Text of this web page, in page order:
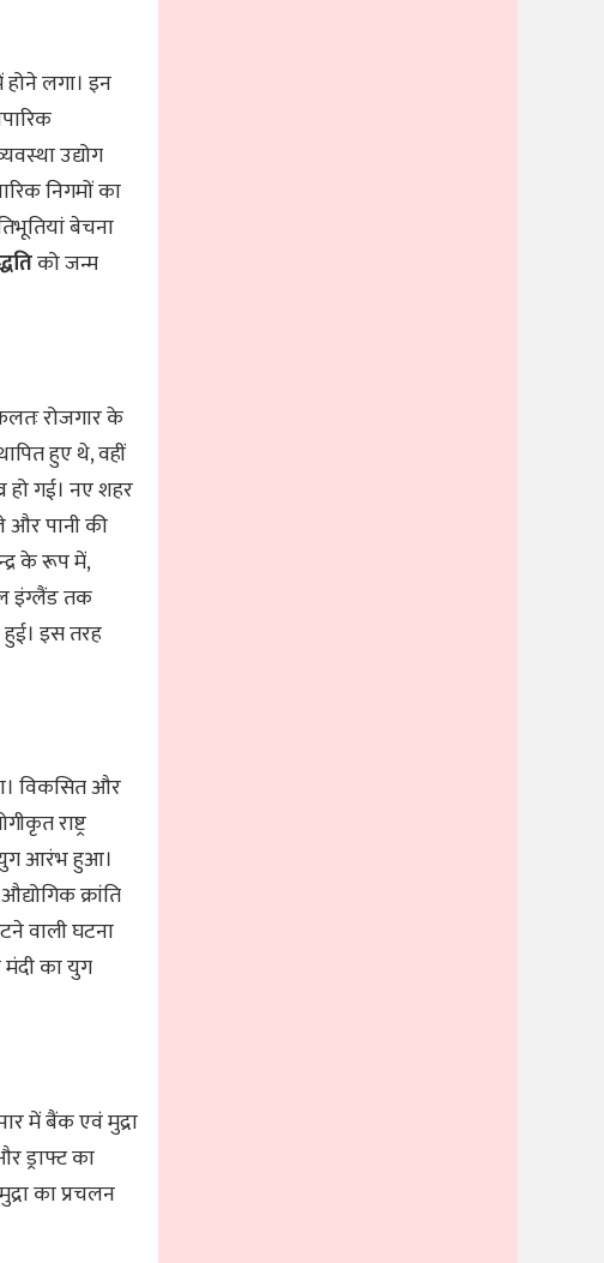
लगा। इन
उद्योग
निगमों का
बेचना
को जन्म
रोजगार के
हुए थे, वहीं
हो गई। नए शहर
पानी की
के रूप में,
इंग्लैंड तक
हुई। इस तरह
विकसित और
राष्ट्र
युग आरंभ हुआ।
क्रांति
वाली घटना
मंदी का युग
में बैंक एवं मुद्रा
ड्राफ्ट का
का प्रचलन